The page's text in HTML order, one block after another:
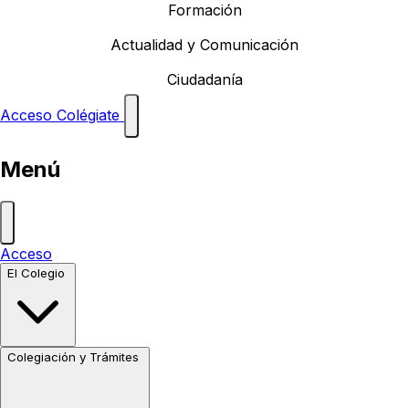
Formación
Actualidad y Comunicación
Ciudadanía
Acceso Colégiate
Menú
Acceso
El Colegio
Colegiación y Trámites